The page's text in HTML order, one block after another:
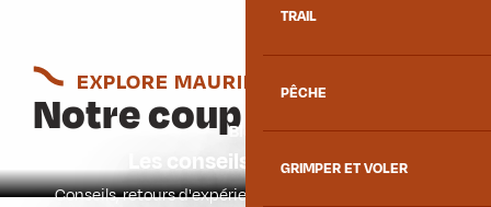
TRAIL
PÊCHE
GRIMPER ET VOLER
EXPLORE MAURIENNE
Notre coup de coeur
Blog
Les conseils des locaux
Conseils, retours d'expériences, secrets bien gardés :